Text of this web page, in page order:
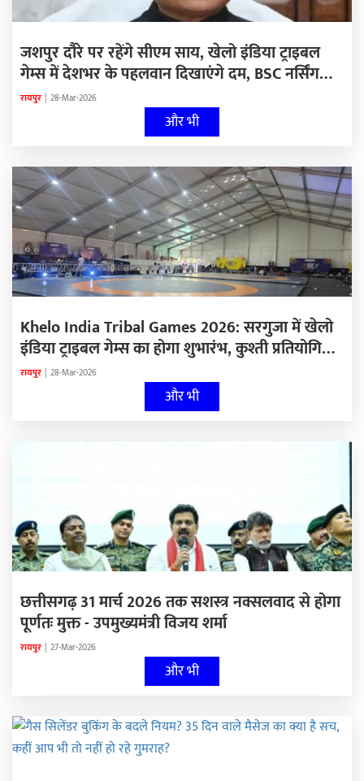
जशपुर दौरे पर रहेंगे सीएम साय, खेलो इंडिया ट्राइबल
गेम्स में देशभर के पहलवान दिखाएंगे दम, BSC नर्सिंग
प्रवेश परीक्षा के लिए आवेदन शुरू, अग्निवीर भर्ती के लिए
ऑनलाइन निःशुल्क कोचिंग…
रायपुर | 28-Mar-2026
और भी
Khelo India Tribal Games 2026: सरगुजा में खेलो
इंडिया ट्राइबल गेम्स का होगा शुभारंभ, कुश्ती प्रतियोगिता
में 144 पहलवान दिखाएंगे दमखम
रायपुर | 28-Mar-2026
और भी
छत्तीसगढ़ 31 मार्च 2026 तक सशस्त्र नक्सलवाद से होगा
पूर्णतः मुक्त - उपमुख्यमंत्री विजय शर्मा
रायपुर | 27-Mar-2026
और भी